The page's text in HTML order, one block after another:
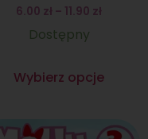
6.00 zł – 11.90 zł
Dostępny
Wybierz opcje